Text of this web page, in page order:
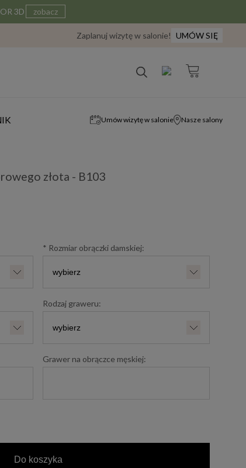
3D zobacz
Zaplanuj wizytę w salonie! UMÓW SIĘ
Umów wizytę w salonie Nasze salony
złota - B103
* Rozmiar obrączki damskiej:
Rodzaj graweru:
Grawer na obrączce męskiej:
Do koszyka